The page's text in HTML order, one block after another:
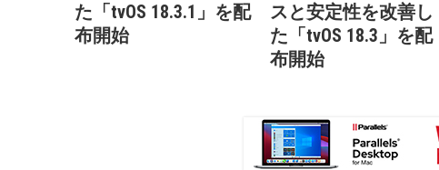
た「tvOS 18.3.1」を配
布開始
スと安定性を改善し
た「tvOS 18.3」を配
布開始